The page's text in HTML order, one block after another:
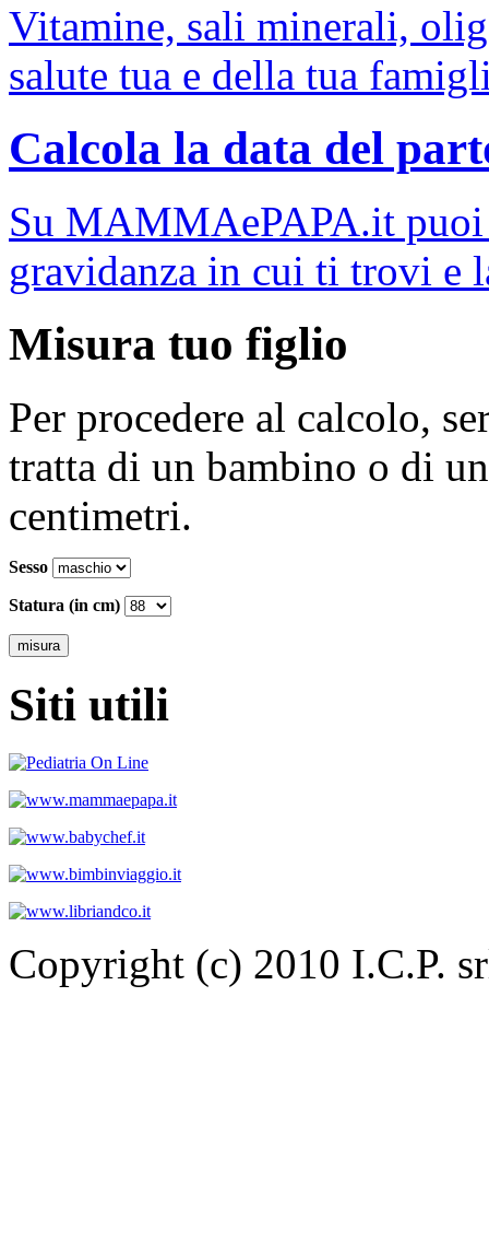
Vitamine, sali minerali,
salute tua e della tua
Calcola la data del
Su MAMMAePAPA.it puoi
gravidanza in cui ti trovi e
Misura tuo figlio
Per procedere al calcolo,
tratta di un bambino o di
centimetri.
Sesso
Statura (in cm)
Siti utili
Copyright (c) 2010 I.C.P.